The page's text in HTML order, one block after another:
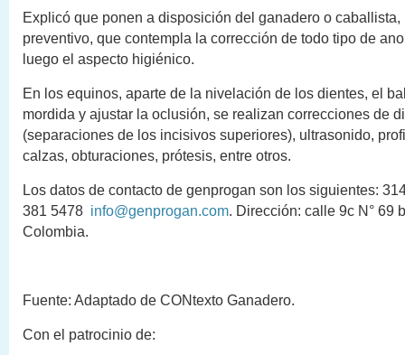
Explicó que ponen a disposición del ganadero o caballista,
preventivo, que contempla la corrección de todo tipo de
luego el aspecto higiénico.
En los equinos, aparte de la nivelación de los dientes, el
mordida y ajustar la oclusión, se realizan correcciones de
(separaciones de los incisivos superiores), ultrasonido,
calzas, obturaciones, prótesis, entre otros.
Los datos de contacto de genprogan son los siguientes:
381 5478 info@genprogan.com. Dirección: calle 9c N° 69
Colombia.
Fuente: Adaptado de CONtexto Ganadero.
Con el patrocinio de: